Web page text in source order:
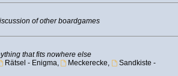
of other boardgames
that fits nowhere else
Rätsel - Enigma, Meckerecke,
Sandkiste -